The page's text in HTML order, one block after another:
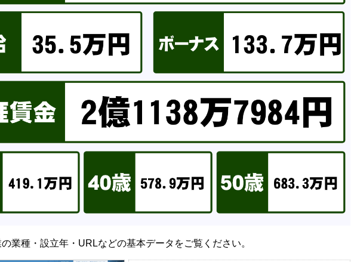
業種・設立年・URLなどの基本データをご覧ください。